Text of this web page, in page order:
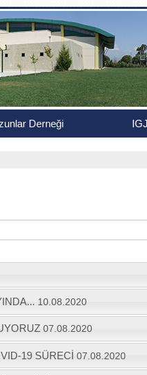
Derneği
10.08.2020
07.08.2020
19 SÜRECİ 07.08.2020